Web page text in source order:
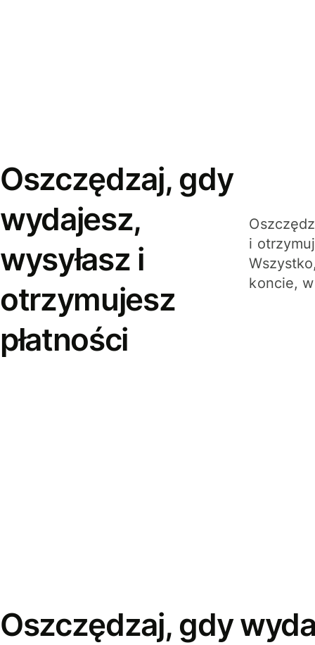
Oszczędzaj, gdy
wydajesz,
wysyłasz i
otrzymujesz
płatności
i
koncie,
Oszczędzaj, gdy